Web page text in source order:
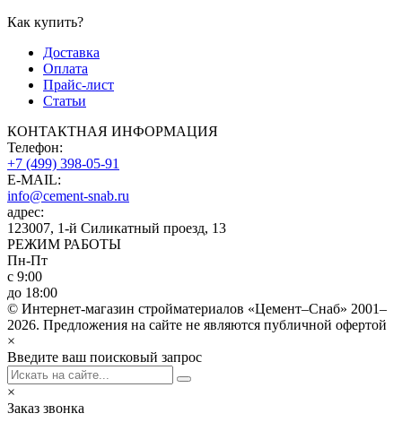
Как купить?
Доставка
Оплата
Прайс-лист
Статьи
КОНТАКТНАЯ ИНФОРМАЦИЯ
Телефон:
+7 (499) 398-05-91
E-MAIL:
info@cement-snab.ru
адрес:
123007, 1-й Силикатный проезд, 13
РЕЖИМ РАБОТЫ
Пн-Пт
с 9:00
до 18:00
© Интернет-магазин стройматериалов «Цемент–Снаб» 2001–
2026. Предложения на сайте не являются публичной офертой
×
Введите ваш поисковый запрос
×
Заказ звонка